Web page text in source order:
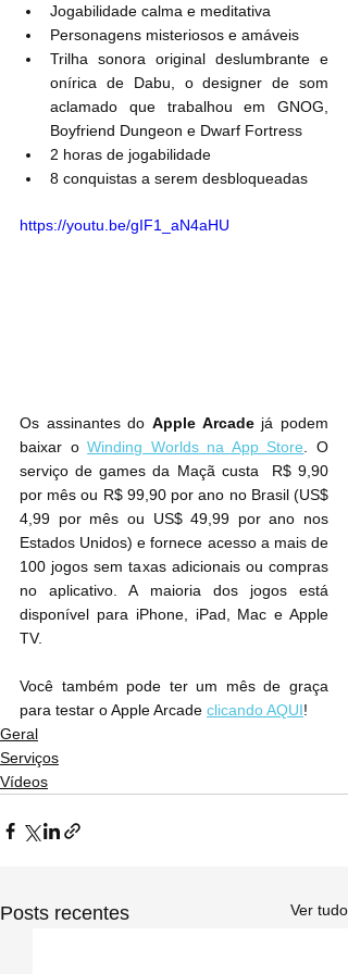
Jogabilidade calma e meditativa
Personagens misteriosos e amáveis
Trilha sonora original deslumbrante e
onírica de Dabu, o designer de som
aclamado que trabalhou em GNOG,
Boyfriend Dungeon e Dwarf Fortress
2 horas de jogabilidade
8 conquistas a serem desbloqueadas
https://youtu.be/gIF1_aN4aHU
Os assinantes do ‌Apple Arcade‌ já podem
baixar o Winding Worlds na App Store. O
serviço de games da Maçã custa
R$ 9,90
por mês ou R$ 99,90 por ano no Brasil (US$
4,99 por mês ou US$ 49,99 por ano nos
Estados Unidos) e fornece acesso a mais de
100 jogos sem taxas adicionais ou compras
no aplicativo. A maioria dos jogos está
disponível para iPhone, iPad, Mac e Apple
TV.
Você também pode ter um mês de graça
para testar o Apple Arcade clicando AQUI!
Geral
Serviços
Vídeos
Posts recentes Ver tudo